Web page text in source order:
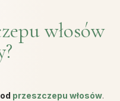
włosów
przeszczepu włosów.